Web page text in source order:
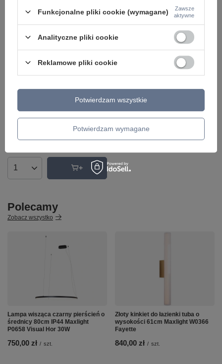
Lampa wisząca BALL biała Sollux
SL.0256
199,00 zł
+ Dodaj do porównania
Ilość produktów
Polecamy
Zobacz wszystko
Lampa wisząca czarny pierścień o
średnicy 80cm IP44 Maxlight
P0658 Visual Hor 30W
750,00 zł / szt.
Złoty kinkiet do łazienki tuba o
wysokości 61cm Maxlight W0366
Fayette
840,00 zł / szt.
Funkcjonalne pliki cookie (wymagane)
Zawsze
aktywne
Analityczne pliki cookie
Reklamowe pliki cookie
Potwierdzam wymagane
Potwierdzam wszystkie